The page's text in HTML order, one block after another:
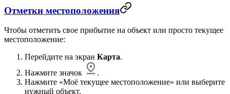
Отметки местоположения
Чтобы отметить свое прибытие на объект или просто текущее
местоположение:
Перейдите на экран Карта.
Нажмите значок
.
Нажмите «Моё текущее местоположение» или выберите
нужный объект.